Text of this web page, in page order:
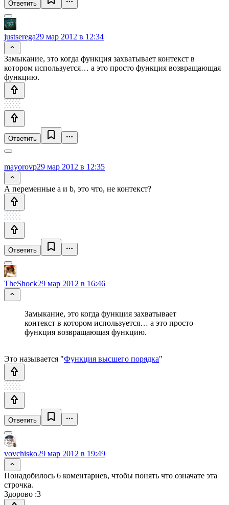
Ответить
justserega29 мар 2012 в 12:34
Замыкание, это когда функция захватывает контекст в
котором используется… а это просто функция возвращающая
функцию.
Ответить
mayorovp29 мар 2012 в 12:35
А переменные a и b, это что, не контекст?
Ответить
TheShock29 мар 2012 в 16:46
Замыкание, это когда функция захватывает
контекст в котором используется… а это просто
функция возвращающая функцию.
Это называется "Функция высшего порядка"
Ответить
vovchisko29 мар 2012 в 19:49
Понадобилось 6 коментариев, чтобы понять что означате эта
строчка.
Здорово :3